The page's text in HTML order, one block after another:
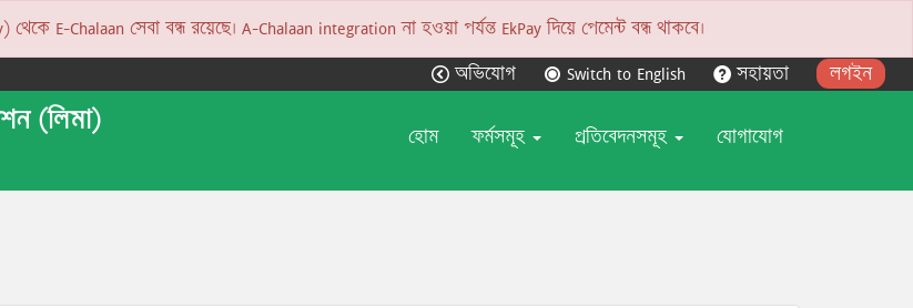
E-Chalaan সেবা বন্ধ রয়েছে। A-Chalaan integration না হওয়া পর্যন্ত EkPay দিয়ে পেমেন্ট বন্ধ থাকবে।
অভিযোগ Switch to English সহায়তা লগইন
(লিমা)
হোম ফর্মসমূহ প্রতিবেদনসমূহ যোগাযোগ